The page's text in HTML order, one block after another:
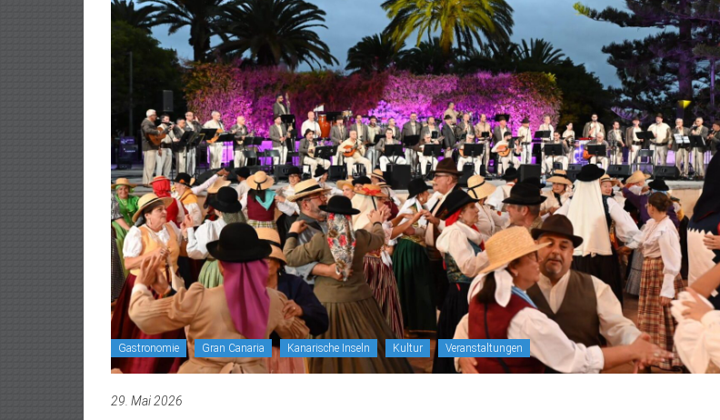
Gastronomie Gran Canaria Kanarische Inseln Kultur Veranstaltungen
29. Mai 2026